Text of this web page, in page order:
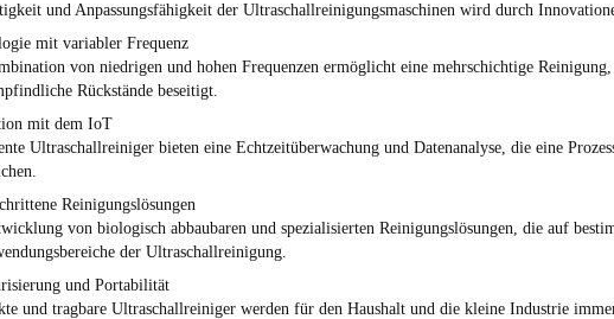
und Anpassungsfähigkeit der Ultraschallreinigungsmaschinen wird durch
mit variabler Frequenz
von niedrigen und hohen Frequenzen ermöglicht eine mehrschichtige
Rückstände beseitigt.
mit dem IoT
Ultraschallreiniger bieten eine Echtzeitüberwachung und Datenanalyse, die eine
Reinigungslösungen
von biologisch abbaubaren und spezialisierten Reinigungslösungen, die auf
der Ultraschallreinigung.
und Portabilität
und tragbare Ultraschallreiniger werden für den Haushalt und die kleine Industrie